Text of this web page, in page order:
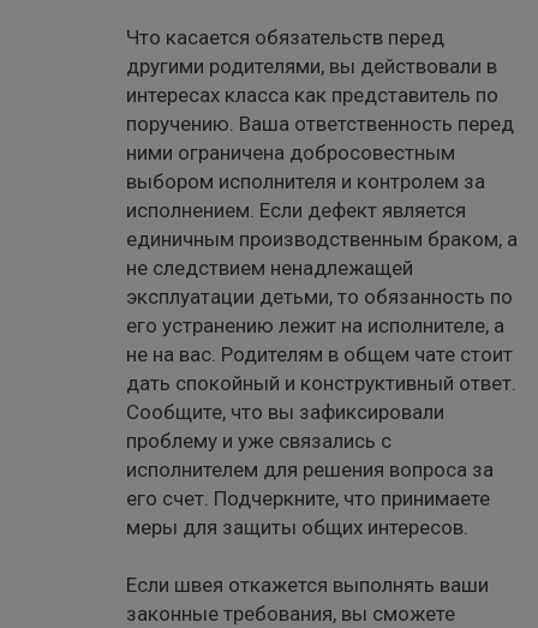
Что касается обязательств перед
другими родителями, вы действовали в
интересах класса как представитель по
поручению. Ваша ответственность перед
ними ограничена добросовестным
выбором исполнителя и контролем за
исполнением. Если дефект является
единичным производственным браком, а
не следствием ненадлежащей
эксплуатации детьми, то обязанность по
его устранению лежит на исполнителе, а
не на вас. Родителям в общем чате стоит
дать спокойный и конструктивный ответ.
Сообщите, что вы зафиксировали
проблему и уже связались с
исполнителем для решения вопроса за
его счет. Подчеркните, что принимаете
меры для защиты общих интересов.
Если швея откажется выполнять ваши
законные требования, вы сможете